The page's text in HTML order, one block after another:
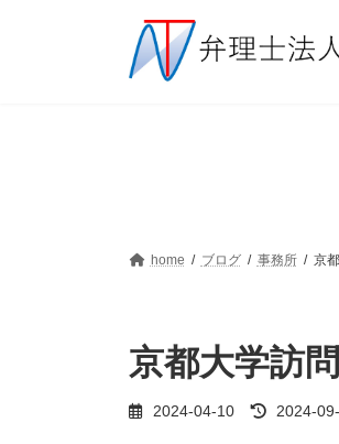
home ブログ 事務所 京
京都大学訪問
2024-04-10
最
終
2024-